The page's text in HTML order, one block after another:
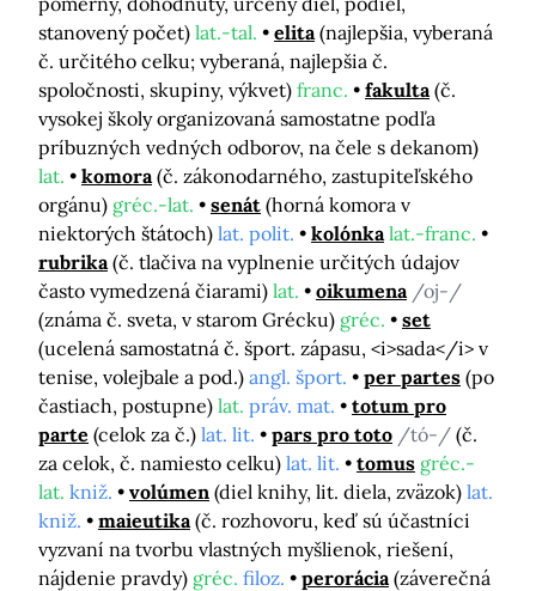
stanovený počet) lat.-tal. elita (najlepšia, vyberaná
č. určitého celku; vyberaná, najlepšia č.
spoločnosti, skupiny, výkvet) franc. fakulta (č.
vysokej školy organizovaná samostatne podľa
príbuzných vedných odborov, na čele s dekanom)
lat.
komora (č. zákonodarného, zastupiteľského
orgánu) gréc.-lat. senát (horná komora v
niektorých štátoch) lat. polit. kolónka lat.-franc.
rubrika (č. tlačiva na vyplnenie určitých údajov
často vymedzená čiarami) lat. oikumena /oj-/
(známa č. sveta, v starom Grécku) gréc.
set
(ucelená samostatná č. šport. zápasu, <i>sada</i> v
tenise, volejbale a pod.) angl. šport. per partes (po
častiach, postupne) lat. práv. mat.
totum pro
parte (celok za č.) lat. lit. pars pro toto /tó-/ (č.
za celok, č. namiesto celku) lat. lit. tomus gréc.-
lat. kniž. volúmen (diel knihy, lit. diela, zväzok) lat.
kniž.
maieutika (č. rozhovoru, keď sú účastníci
vyzvaní na tvorbu vlastných myšlienok, riešení,
nájdenie pravdy) gréc. filoz. perorácia (záverečná